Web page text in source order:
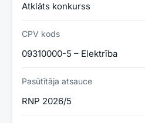
Atklāts konkurss
CPV kods
09310000-5 – Elektrība
Pasūtītāja atsauce
RNP 2026/5